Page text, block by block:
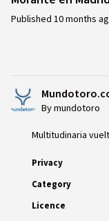
Published 10 months
By mundotoro
Multitudinaria
Privacy
Category
Licence